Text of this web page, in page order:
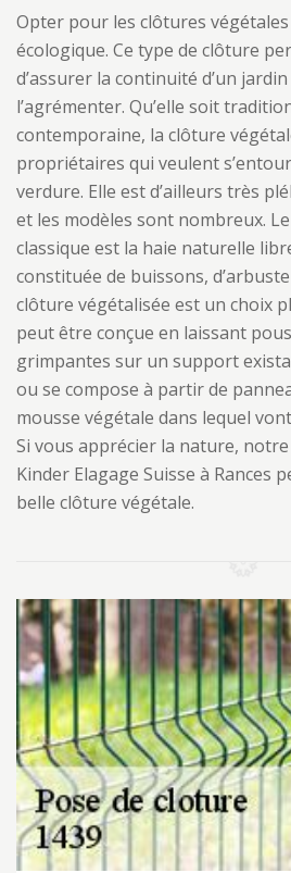
Opter pour les clôtures
écologique. Ce type de clôture
d’assurer la continuité d’un
l’agrémenter. Qu’elle soit
contemporaine, la clôture
propriétaires qui veulent
verdure. Elle est d’ailleurs très
et les modèles sont nombreux.
classique est la haie naturelle
constituée de buissons,
clôture végétalisée est un choix
peut être conçue en laissant
grimpantes sur un support
ou se compose à partir de
mousse végétale dans lequel
Si vous apprécier la nature,
Kinder Elagage Suisse à Rances
belle clôture végétale.